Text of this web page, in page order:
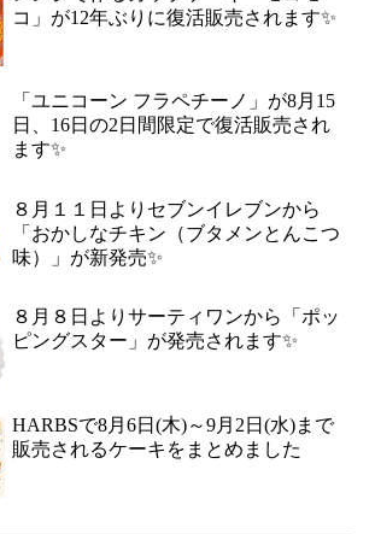
コ」が12年ぶりに復活販売されます✨
「ユニコーン フラペチーノ」が8月15
日、16日の2日間限定で復活販売され
ます✨
８月１１日よりセブンイレブンから
「おかしなチキン（ブタメンとんこつ
味）」が新発売✨
８月８日よりサーティワンから「ポッ
ピングスター」が発売されます✨
HARBSで8月6日(木)～9月2日(水)まで
販売されるケーキをまとめました